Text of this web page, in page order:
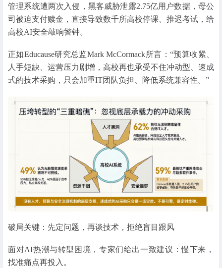
管理系统遭两次入侵，黑客威胁泄露2.75亿用户数据，母公
司被迫支付赎金，直接导致数千所高校停课、推迟考试，给
高校AI安全敲响警钟。
正如Educause研究总监Mark McCormack所言：“预算收紧、
人手短缺、运营压力剧增，高校再也承受不住冲动型、速成
式的技术采购，只会加重IT团队负担、降低系统兼容性。”
破局关键：先定问题，再谈技术，拒绝盲目跟风
面对AI热潮与转型困境，专家们给出一致建议：慢下来，
找准痛点再投入。